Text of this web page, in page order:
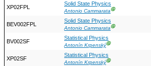
XP02FPL
Solid State Physics
Antonio CammarataⒼ
BEV002FPL
Solid State Physics
Antonio CammarataⒼ
BV002SF
Statistical Physics
Antonín KrpenskýⒼ
XP02SF
Statistical Physics
Antonín KrpenskýⒼ